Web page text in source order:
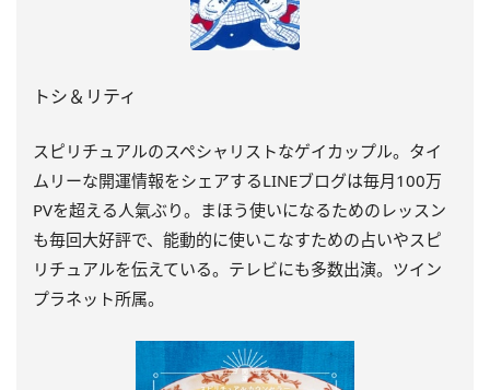
トシ＆リティ
スピリチュアルのスペシャリストなゲイカップル。タイ
ムリーな開運情報をシェアするLINEブログは毎月100万
PVを超える人氣ぶり。まほう使いになるためのレッスン
も毎回大好評で、能動的に使いこなすための占いやスピ
リチュアルを伝えている。テレビにも多数出演。ツイン
プラネット所属。